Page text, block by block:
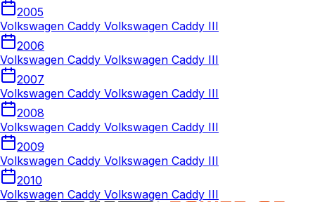
2005
Volkswagen Caddy Volkswagen Caddy III
2006
Volkswagen Caddy Volkswagen Caddy III
2007
Volkswagen Caddy Volkswagen Caddy III
2008
Volkswagen Caddy Volkswagen Caddy III
2009
Volkswagen Caddy Volkswagen Caddy III
2010
Volkswagen Caddy Volkswagen Caddy III